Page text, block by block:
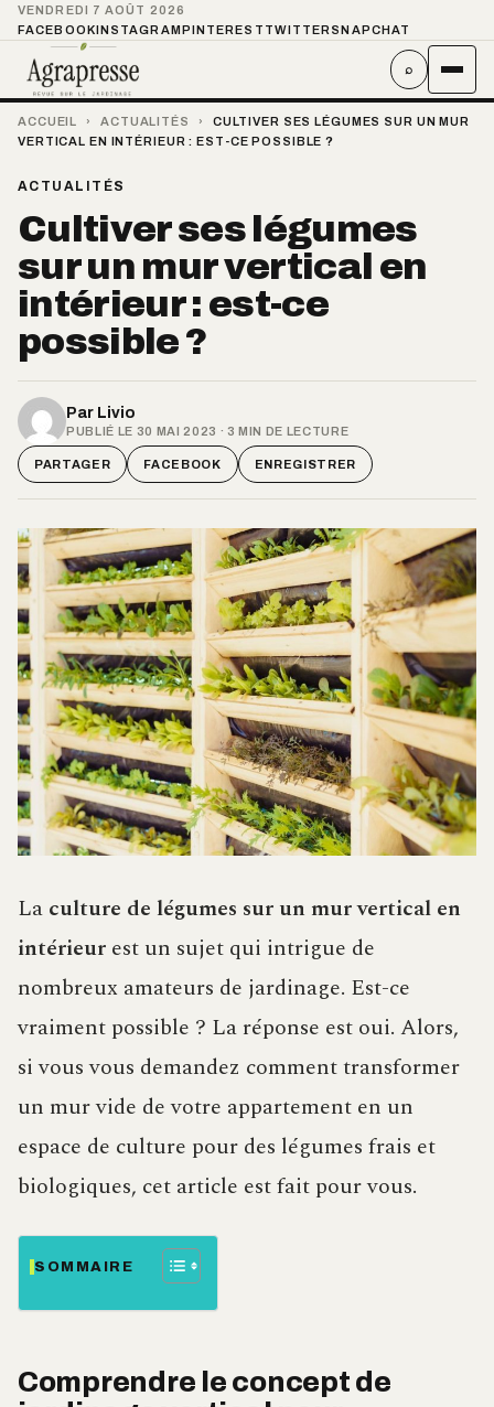
VENDREDI 7 AOÛT 2026
FACEBOOKINSTAGRAMPINTEREST TWITTER SNAPCHAT
⌕
ACCUEIL › ACTUALITÉS ›
CULTIVER SES LÉGUMES SUR UN MUR
VERTICAL EN INTÉRIEUR : EST-CE POSSIBLE ?
ACTUALITÉS
Cultiver ses légumes
sur un mur vertical en
intérieur : est-ce
possible ?
Par Livio
PUBLIÉ LE 30 MAI 2023 · 3 MIN DE LECTURE
PARTAGER FACEBOOK ENREGISTRER
La culture de légumes sur un mur vertical en
intérieur est un sujet qui intrigue de
nombreux amateurs de jardinage. Est-ce
vraiment possible ? La réponse est oui. Alors,
si vous vous demandez comment transformer
un mur vide de votre appartement en un
espace de culture pour des légumes frais et
biologiques, cet article est fait pour vous.
SOMMAIRE
Comprendre le concept de